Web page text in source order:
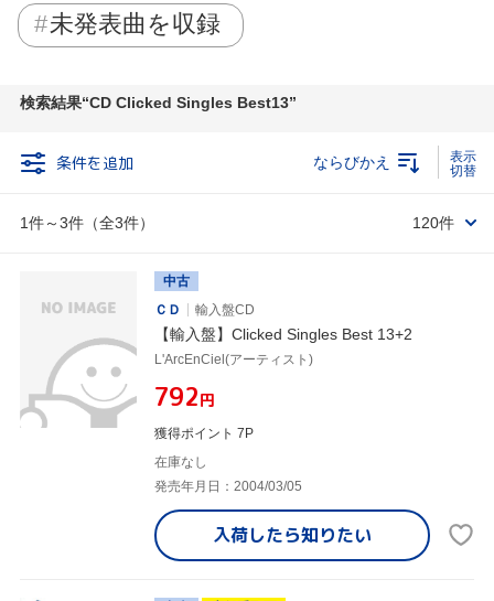
未発表曲を収録
検索結果 CD Clicked Singles Best13
条件を追加
1件～3件（全3件）
ならびかえ
120件
中古
ＣＤ
輸入盤CD
【輸入盤】Clicked Singles Best 13+2
L'ArcEnCiel(アーティスト)
¥792円
獲得ポイント 7P
在庫なし
発売年月日：2004/03/05
入荷したら知りたい